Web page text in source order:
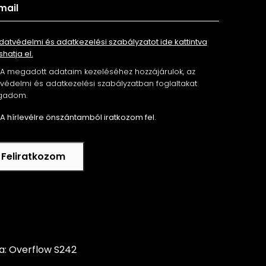
és adatkezelési szabályzatot ide kattintva
el.
A megadott adataim kezeléséhez hozzájárulok, az
és adatkezelési szabályzatban foglaltakat
A hírlevélre önszántamból iratkozom fel.
Feliratkozom
Overflow S242